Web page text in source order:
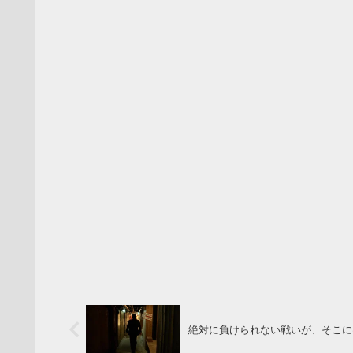
絶対に負けられない戦いが、そこ